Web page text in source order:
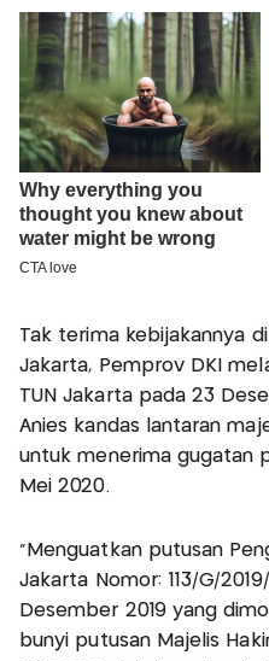
Tak terima kebijakannya
Jakarta, Pemprov DKI
TUN Jakarta pada 23
Anies kandas lantaran
untuk menerima gugatan
Mei 2020.
"Menguatkan putusan
Jakarta Nomor: 113/G/2019/
Desember 2019 yang
bunyi putusan Majelis